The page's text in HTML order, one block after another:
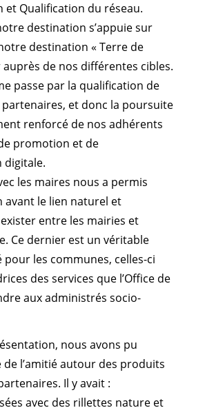
et Qualification du réseau.
destination s’appuie sur
destination « Terre de
auprès de nos différentes cibles.
passe par la qualification de
partenaires, et donc la poursuite
renforcé de nos adhérents
promotion et de
digitale.
les maires nous a permis
avant le lien naturel et
entre les mairies et
Ce dernier est un véritable
les communes, celles-ci
des services que l’Office de
aux administrés socio-
nous avons pu
l’amitié autour des produits
Il y avait :
avec des rillettes nature et